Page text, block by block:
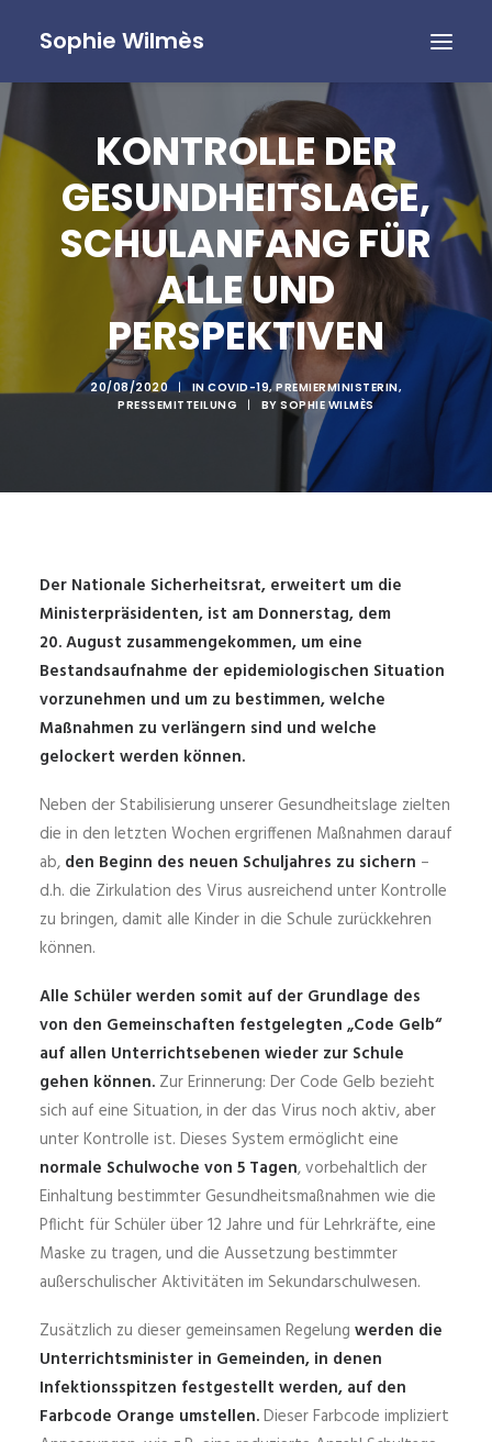
Sophie Wilmès
KONTROLLE DER
GESUNDHEITSLAGE,
SCHULANFANG FÜR
ALLE UND
PERSPEKTIVEN
20/08/2020 | INCOVID-19,PREMIERMINISTERIN,
PRESSEMITTEILUNG
| BYSOPHIE WILMÈS
Der Nationale Sicherheitsrat, erweitert um die
Ministerpräsidenten, ist am Donnerstag, dem
20. August zusammengekommen, um eine
Bestandsaufnahme der epidemiologischen Situation
vorzunehmen und um zu bestimmen, welche
Maßnahmen zu verlängern sind und welche
gelockert werden können.
Neben der Stabilisierung unserer Gesundheitslage zielten
die in den letzten Wochen ergriffenen Maßnahmen darauf
ab, den Beginn des neuen Schuljahres zu sichern –
d.h. die Zirkulation des Virus ausreichend unter Kontrolle
zu bringen, damit alle Kinder in die Schule zurückkehren
können.
Alle Schüler werden somit auf der Grundlage des
von den Gemeinschaften festgelegten „Code Gelb“
auf allen Unterrichtsebenen wieder zur Schule
gehen können. Zur Erinnerung: Der Code Gelb bezieht
sich auf eine Situation, in der das Virus noch aktiv, aber
unter Kontrolle ist. Dieses System ermöglicht eine
normale Schulwoche von 5 Tagen, vorbehaltlich der
Einhaltung bestimmter Gesundheitsmaß­nahmen wie die
Pflicht für Schüler über 12 Jahre und für Lehrkräfte, eine
Maske zu tragen, und die Aussetzung bestimmter
außerschulischer Aktivitäten im Sekundarschulwesen.
Zusätzlich zu dieser gemeinsamen Regelung werden die
Unterrichtsminister in Gemeinden, in denen
Infektionsspitzen festgestellt werden, auf den
Farbcode Orange umstellen.Dieser Farbcode impliziert